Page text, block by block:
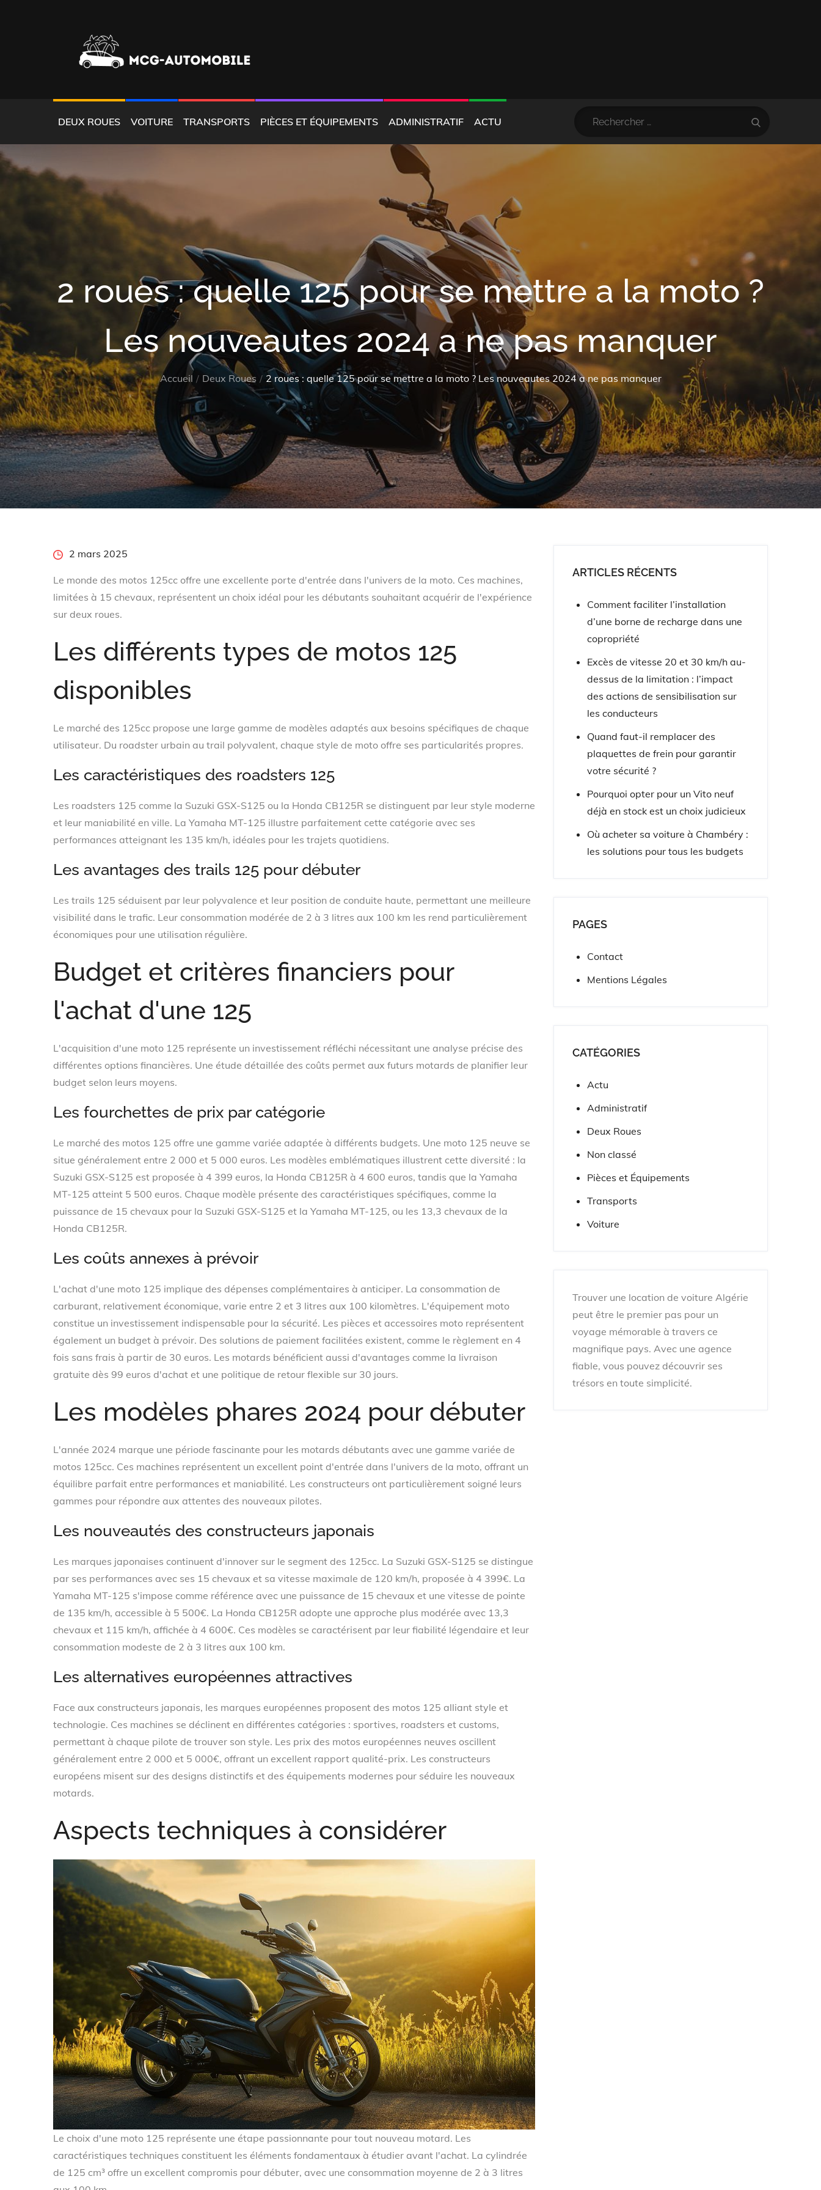
DEUX ROUES VOITURE TRANSPORTS PIÈCES ET ÉQUIPEMENTS ADMINISTRATIF ACTU
2 roues : quelle 125 pour se mettre a la moto ?
Les nouveautes 2024 a ne pas manquer
Accueil Deux Roues 2 roues : quelle 125 pour se mettre a la moto ? Les nouveautes 2024 a ne pas manquer
Posted2 mars 2025
Le monde des motos 125cc offre une excellente porte d'entrée dans l'univers de la moto. Ces machines,
limitées à 15 chevaux, représentent un choix idéal pour les débutants souhaitant acquérir de l'expérience
sur deux roues.
Les différents types de motos 125
disponibles
Le marché des 125cc propose une large gamme de modèles adaptés aux besoins spécifiques de chaque
utilisateur. Du roadster urbain au trail polyvalent, chaque style de moto offre ses particularités propres.
Les caractéristiques des roadsters 125
Les roadsters 125 comme la Suzuki GSX-S125 ou la Honda CB125R se distinguent par leur style moderne
et leur maniabilité en ville. La Yamaha MT-125 illustre parfaitement cette catégorie avec ses
performances atteignant les 135 km/h, idéales pour les trajets quotidiens.
Les avantages des trails 125 pour débuter
Les trails 125 séduisent par leur polyvalence et leur position de conduite haute, permettant une meilleure
visibilité dans le trafic. Leur consommation modérée de 2 à 3 litres aux 100 km les rend particulièrement
économiques pour une utilisation régulière.
Budget et critères financiers pour
l'achat d'une 125
L'acquisition d'une moto 125 représente un investissement réfléchi nécessitant une analyse précise des
différentes options financières. Une étude détaillée des coûts permet aux futurs motards de planifier leur
budget selon leurs moyens.
Les fourchettes de prix par catégorie
Le marché des motos 125 offre une gamme variée adaptée à différents budgets. Une moto 125 neuve se
situe généralement entre 2 000 et 5 000 euros. Les modèles emblématiques illustrent cette diversité : la
Suzuki GSX-S125 est proposée à 4 399 euros, la Honda CB125R à 4 600 euros, tandis que la Yamaha
MT-125 atteint 5 500 euros. Chaque modèle présente des caractéristiques spécifiques, comme la
puissance de 15 chevaux pour la Suzuki GSX-S125 et la Yamaha MT-125, ou les 13,3 chevaux de la
Honda CB125R.
Les coûts annexes à prévoir
L'achat d'une moto 125 implique des dépenses complémentaires à anticiper. La consommation de
carburant, relativement économique, varie entre 2 et 3 litres aux 100 kilomètres. L'équipement moto
constitue un investissement indispensable pour la sécurité. Les pièces et accessoires moto représentent
également un budget à prévoir. Des solutions de paiement facilitées existent, comme le règlement en 4
fois sans frais à partir de 30 euros. Les motards bénéficient aussi d'avantages comme la livraison
gratuite dès 99 euros d'achat et une politique de retour flexible sur 30 jours.
Les modèles phares 2024 pour débuter
L'année 2024 marque une période fascinante pour les motards débutants avec une gamme variée de
motos 125cc. Ces machines représentent un excellent point d'entrée dans l'univers de la moto, offrant un
équilibre parfait entre performances et maniabilité. Les constructeurs ont particulièrement soigné leurs
gammes pour répondre aux attentes des nouveaux pilotes.
Les nouveautés des constructeurs japonais
Les marques japonaises continuent d'innover sur le segment des 125cc. La Suzuki GSX-S125 se distingue
par ses performances avec ses 15 chevaux et sa vitesse maximale de 120 km/h, proposée à 4 399€. La
Yamaha MT-125 s'impose comme référence avec une puissance de 15 chevaux et une vitesse de pointe
de 135 km/h, accessible à 5 500€. La Honda CB125R adopte une approche plus modérée avec 13,3
chevaux et 115 km/h, affichée à 4 600€. Ces modèles se caractérisent par leur fiabilité légendaire et leur
consommation modeste de 2 à 3 litres aux 100 km.
Les alternatives européennes attractives
Face aux constructeurs japonais, les marques européennes proposent des motos 125 alliant style et
technologie. Ces machines se déclinent en différentes catégories : sportives, roadsters et customs,
permettant à chaque pilote de trouver son style. Les prix des motos européennes neuves oscillent
généralement entre 2 000 et 5 000€, offrant un excellent rapport qualité-prix. Les constructeurs
européens misent sur des designs distinctifs et des équipements modernes pour séduire les nouveaux
motards.
Aspects techniques à considérer
Le choix d'une moto 125 représente une étape passionnante pour tout nouveau motard. Les
caractéristiques techniques constituent les éléments fondamentaux à étudier avant l'achat. La cylindrée
de 125 cm³ offre un excellent compromis pour débuter, avec une consommation moyenne de 2 à 3 litres
ARTICLES RÉCENTS
Comment faciliter l’installation
d’une borne de recharge dans une
copropriété
Excès de vitesse 20 et 30 km/h au-
dessus de la limitation : l’impact
des actions de sensibilisation sur
les conducteurs
Quand faut-il remplacer des
plaquettes de frein pour garantir
votre sécurité ?
Pourquoi opter pour un Vito neuf
déjà en stock est un choix judicieux
Où acheter sa voiture à Chambéry :
les solutions pour tous les budgets
PAGES
Contact
Mentions Légales
CATÉGORIES
Actu
Administratif
Deux Roues
Non classé
Pièces et Équipements
Transports
Voiture
Trouver une location de voiture Algérie
peut être le premier pas pour un
voyage mémorable à travers ce
magnifique pays. Avec une agence
fiable, vous pouvez découvrir ses
trésors en toute simplicité.